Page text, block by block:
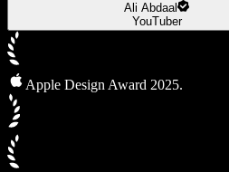
Ali Abdaal
YouTuber
Apple Design Award 2025.